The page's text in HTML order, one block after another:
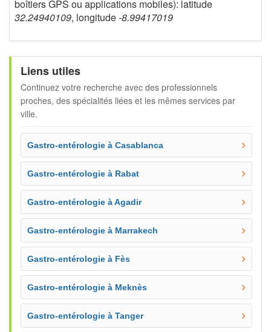
boîtiers GPS ou applications mobiles): latitude
32.24940109, longitude-8.99417019
Liens utiles
Continuez votre recherche avec des professionnels
proches, des spécialités liées et les mêmes services par
ville.
Gastro-entérologie à Casablanca
Gastro-entérologie à Rabat
Gastro-entérologie à Agadir
Gastro-entérologie à Marrakech
Gastro-entérologie à Fès
Gastro-entérologie à Meknès
Gastro-entérologie à Tanger